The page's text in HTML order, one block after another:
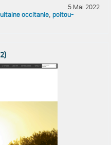
5 Mai 2022
occitanie, poitou-